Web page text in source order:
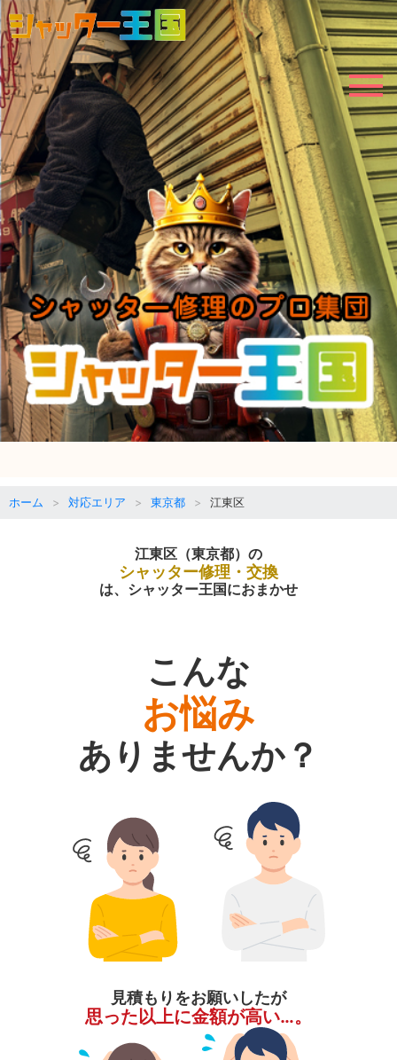
ホーム 対応エリア 東京都 江東区
江東区（東京都）の
シャッター修理・交換
は、シャッター王国におまかせ
こんな
お悩み
ありませんか？
見積もりをお願いしたが
思った以上に金額が高い…。